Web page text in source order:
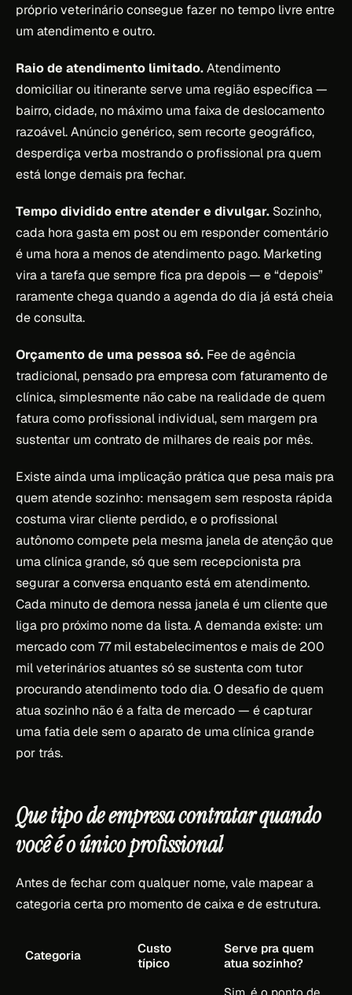
próprio veterinário consegue fazer no tempo livre entre
um atendimento e outro.
Raio de atendimento limitado.Atendimento
domiciliar ou itinerante serve uma região específica —
bairro, cidade, no máximo uma faixa de deslocamento
razoável. Anúncio genérico, sem recorte geográfico,
desperdiça verba mostrando o profissional pra quem
está longe demais pra fechar.
Tempo dividido entre atender e divulgar. Sozinho,
cada hora gasta em post ou em responder comentário
é uma hora a menos de atendimento pago. Marketing
vira a tarefa que sempre fica pra depois — e “depois”
raramente chega quando a agenda do dia já está cheia
de consulta.
Orçamento de uma pessoa só. Fee de agência
tradicional, pensado pra empresa com faturamento de
clínica, simplesmente não cabe na realidade de quem
fatura como profissional individual, sem margem pra
sustentar um contrato de milhares de reais por mês.
Existe ainda uma implicação prática que pesa mais pra
quem atende sozinho: mensagem sem resposta rápida
costuma virar cliente perdido, e o profissional
autônomo compete pela mesma janela de atenção que
uma clínica grande, só que sem recepcionista pra
segurar a conversa enquanto está em atendimento.
Cada minuto de demora nessa janela é um cliente que
liga pro próximo nome da lista. A demanda existe: um
mercado com 77 mil estabelecimentos e mais de 200
mil veterinários atuantes só se sustenta com tutor
procurando atendimento todo dia. O desafio de quem
atua sozinho não é a falta de mercado — é capturar
uma fatia dele sem o aparato de uma clínica grande
por trás.
Que tipo de empresa contratar quando
você é o único profissional
Antes de fechar com qualquer nome, vale mapear a
categoria certa pro momento de caixa e de estrutura.
Categoria
Custo
típico
Serve pra quem
atua sozinho?
Sim, é o ponto de